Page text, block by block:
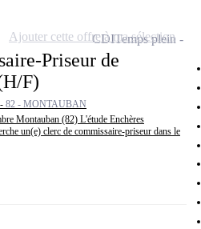
Priseur de
F)
82 - MONTAUBAN
Montauban (82) L'étude Enchères
un(e) clerc de commissaire-priseur dans le
CDITemps plein
Ajouter cette offre à ma sélection